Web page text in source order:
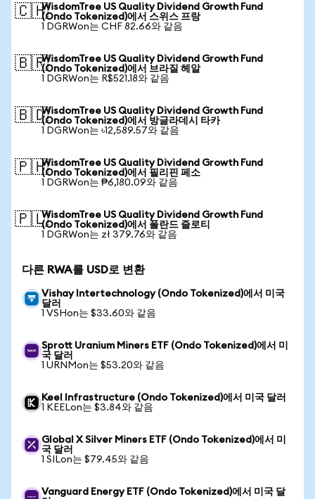
🇨🇭WisdomTree US Quality Dividend Growth Fund
(Ondo Tokenized)에서 스위스 프랑
1 DGRWon는 CHF 82.66와 같음
🇧🇷WisdomTree US Quality Dividend Growth Fund
(Ondo Tokenized)에서 브라질 헤알
1 DGRWon는 R$521.18와 같음
🇧🇩WisdomTree US Quality Dividend Growth Fund
(Ondo Tokenized)에서 방글라데시 타카
1 DGRWon는 ৳12,589.57와 같음
🇵🇭WisdomTree US Quality Dividend Growth Fund
(Ondo Tokenized)에서 필리핀 페소
1 DGRWon는 ₱6,180.09와 같음
🇵🇱WisdomTree US Quality Dividend Growth Fund
(Ondo Tokenized)에서 폴란드 즐로티
1 DGRWon는 zł 379.76와 같음
다른 RWA를 USD로 변환
Vishay Intertechnology (Ondo Tokenized)에서 미국
달러
1 VSHon는 $33.60와 같음
Sprott Uranium Miners ETF (Ondo Tokenized)에서 미
국 달러
1 URNMon는 $53.20와 같음
Keel Infrastructure (Ondo Tokenized)에서 미국 달러
1 KEELon는 $3.84와 같음
Global X Silver Miners ETF (Ondo Tokenized)에서 미
국 달러
1 SILon는 $79.45와 같음
Vanguard Energy ETF (Ondo Tokenized)에서 미국 달